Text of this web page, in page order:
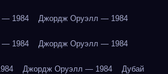
— 1984 Джордж Оруэлл — 1984
— 1984 Джордж Оруэлл — 1984
Джордж Оруэлл — 1984 Дубай